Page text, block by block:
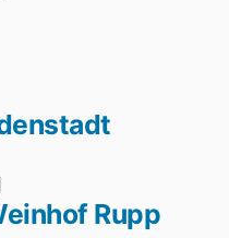
Beitrag:Rupp